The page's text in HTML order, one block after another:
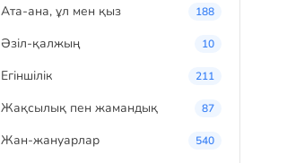
Ата-ана, ұл мен қыз 188
Әзіл-қалжың 10
Егіншілік 211
Жақсылық пен жамандық 87
Жан-жануарлар 540